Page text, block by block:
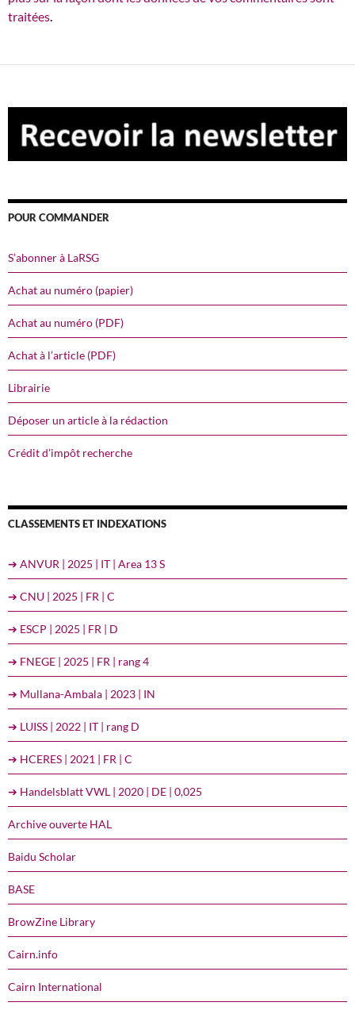
traitées.
POUR COMMANDER
S’abonner à LaRSG
Achat au numéro (papier)
Achat au numéro (PDF)
Achat à l’article (PDF)
Librairie
Déposer un article à la rédaction
Crédit d’impôt recherche
CLASSEMENTS ET INDEXATIONS
➔ ANVUR | 2025 | IT | Area 13 S
➔ CNU | 2025 | FR | C
➔ ESCP | 2025 | FR | D
➔ FNEGE | 2025 | FR | rang 4
➔ Mullana-Ambala | 2023 | IN
➔ LUISS | 2022 | IT | rang D
➔ HCERES | 2021 | FR | C
➔ Handelsblatt VWL | 2020 | DE | 0,025
Archive ouverte HAL
Baidu Scholar
BASE
BrowZine Library
Cairn.info
Cairn International